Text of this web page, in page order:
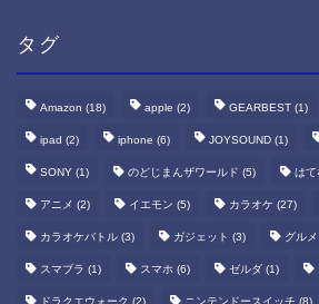
ブ
タグ
Amazon (18) apple (2) GEARBEST (1)
ipad (2) iphone (6) JOYSOUND (1)
SONY (1) のどじまんザワールド (5) はて
アニメ (2) イエモン (5) カラオケ (27)
カラオケバトル (3) ガジェット (3) グルメ
スマブラ (1) スマホ (6) ゼルダ (1)
ドラクエウォーク (2) ニンテンドースイッチ (8)